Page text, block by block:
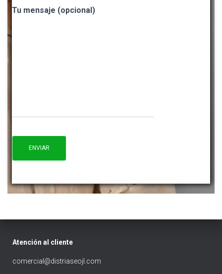
Tu mensaje (opcional)
Atención al cliente
comercial@distriaseojl.com